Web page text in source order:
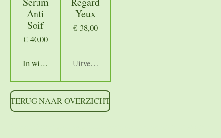
Anti
Soif
€ 40,00
In winkelwagen
Yeux
€ 38,00
Uitverkocht
TERUG NAAR OVERZICHT